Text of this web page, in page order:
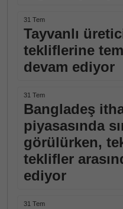
31 Tem
Tayvanlı
tekliflerine
devam ediyor
31 Tem
Bangladeş
piyasasında
görülürken,
teklifler
ediyor
31 Tem